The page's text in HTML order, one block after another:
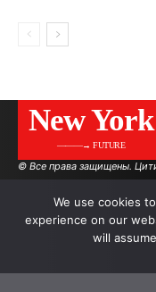
New York
———→ FUTURE
© Все права защищены.
We use cookies
experience on our
will